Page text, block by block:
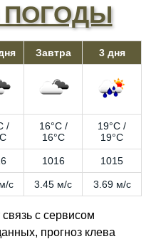
ПОГОДЫ
Завтра 3 дня
/
16°C /
16°C
19°C /
19°C
1016 1015
с 3.45 м/с 3.69 м/с
с сервисом
прогноз клева